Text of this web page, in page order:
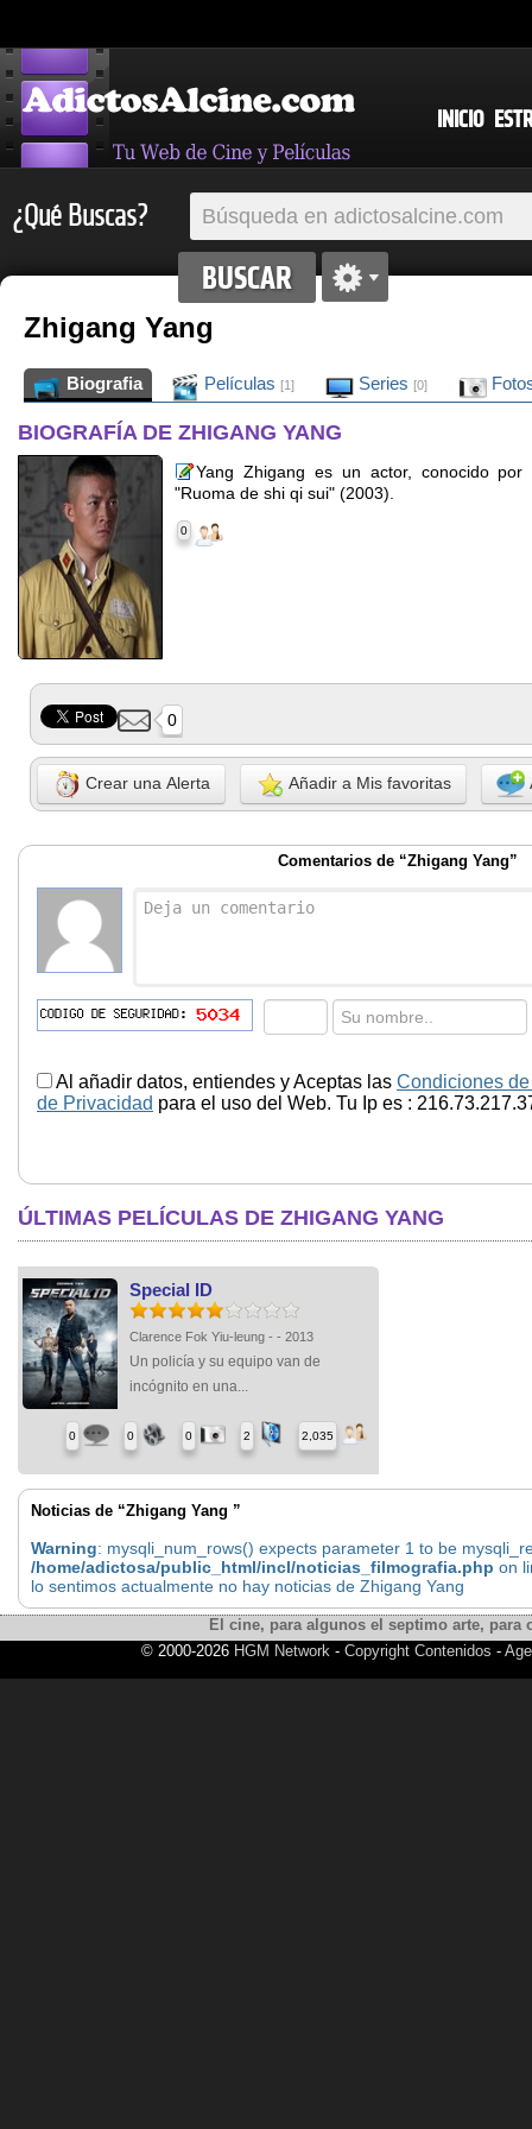
INICIO
¿Qué Buscas?
Zhigang Yang
Biografia Películas [1] Series [0]
BIOGRAFÍA DE ZHIGANG YANG
Yang Zhigang es un actor, conocido por
"Ruoma de shi qi sui" (2003).
0
0
Crear una Alerta Añadir a Mis favoritas
Comentarios de “Zhigang Yang”
Al añadir datos, entiendes y Aceptas las Condiciones
de Privacidad para el uso del Web. Tu Ip es :
ÚLTIMAS PELÍCULAS DE ZHIGANG YANG
Special ID
Clarence Fok Yiu-leung - - 2013
Un policía y su equipo van de
incógnito en una...
0 0 0 2 2,035
Noticias de “Zhigang Yang ”
Warning: mysqli_num_rows() expects parameter 1 to be
/home/adictosa/public_html/incl/noticias_filmografia.php on
lo sentimos actualmente no hay noticias de Zhigang Yang
El cine, para algunos el septimo arte,
© 2000-2026 HGM Network- Copyright Contenidos -